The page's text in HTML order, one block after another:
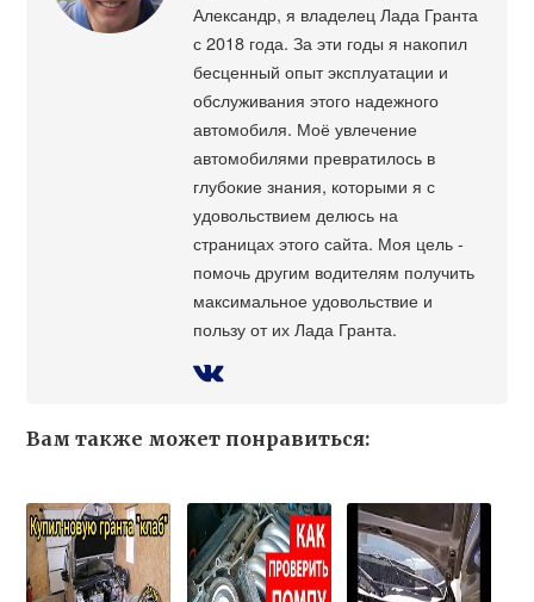
Александр, я владелец Лада Гранта
с 2018 года. За эти годы я накопил
бесценный опыт эксплуатации и
обслуживания этого надежного
автомобиля. Моё увлечение
автомобилями превратилось в
глубокие знания, которыми я с
удовольствием делюсь на
страницах этого сайта. Моя цель -
помочь другим водителям получить
максимальное удовольствие и
пользу от их Лада Гранта.
Вам также может понравиться: